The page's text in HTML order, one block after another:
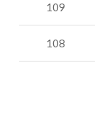
109
108